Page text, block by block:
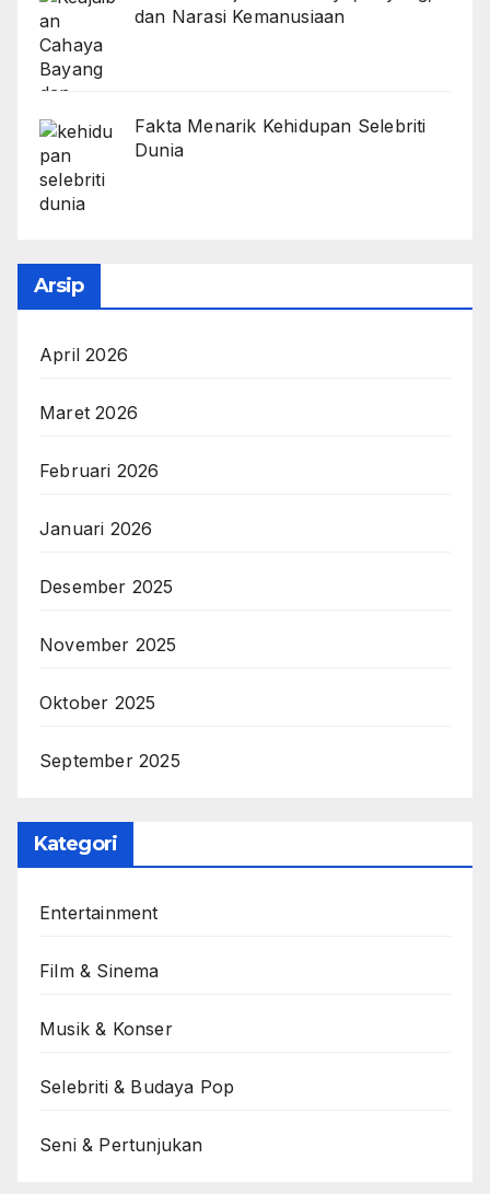
dan Narasi Kemanusiaan
Fakta Menarik Kehidupan Selebriti
Dunia
Arsip
April 2026
Maret 2026
Februari 2026
Januari 2026
Desember 2025
November 2025
Oktober 2025
September 2025
Kategori
Entertainment
Film & Sinema
Musik & Konser
Selebriti & Budaya Pop
Seni & Pertunjukan